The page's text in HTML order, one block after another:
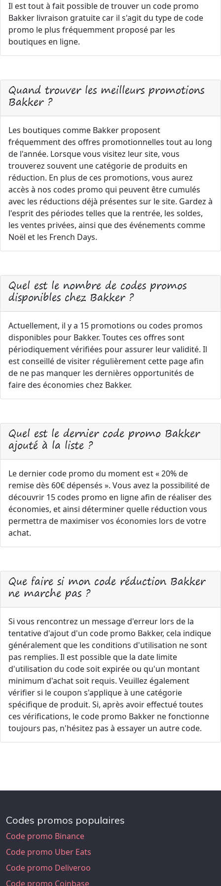
Il est tout à fait possible de trouver un code promo
Bakker livraison gratuite car il s'agit du type de code
promo le plus fréquemment proposé par les
boutiques en ligne.
Quand trouver les meilleurs promotions
Bakker ?
Les boutiques comme Bakker proposent
fréquemment des offres promotionnelles tout au long
de l'année. Lorsque vous visitez leur site, vous
trouverez souvent une catégorie de produits en
réduction. En plus de ces promotions, vous aurez
accès à nos codes promo qui peuvent être cumulés
avec les réductions déjà présentes sur le site. Gardez à
l'esprit des périodes telles que la rentrée, les soldes,
les ventes privées, ainsi que des événements comme
Noël et les French Days.
Quel est le nombre de codes promos
disponibles chez Bakker ?
Actuellement, il y a 15 promotions ou codes promos
disponibles pour Bakker. Toutes ces offres sont
périodiquement vérifiées pour assurer leur validité. Il
est conseillé de visiter régulièrement cette page afin
de ne pas manquer les dernières opportunités de
faire des économies chez Bakker.
Quel est le dernier code promo Bakker
ajouté à la liste ?
Le dernier code promo du moment est « 20% de
remise dès 60€ dépensés ». Vous avez la possibilité de
découvrir 15 codes promo en ligne afin de réaliser des
économies, et ainsi déterminer quelle réduction vous
permettra de maximiser vos économies lors de votre
achat.
Que faire si mon code réduction Bakker
ne marche pas ?
Si vous rencontrez un message d'erreur lors de la
tentative d'ajout d'un code promo Bakker, cela indique
généralement que les conditions d'utilisation ne sont
pas remplies. Il est possible que la date limite
d'utilisation du code soit expirée ou qu'un montant
minimum d'achat soit requis. Veuillez également
vérifier si le coupon s'applique à une catégorie
spécifique de produit. Si, après avoir effectué toutes
ces vérifications, le code promo Bakker ne fonctionne
toujours pas, n'hésitez pas à essayer un autre code.
Codes promos populaires
Code promo Binance
Code promo Uber Eats
Code promo Deliveroo
Code promo Coinbase